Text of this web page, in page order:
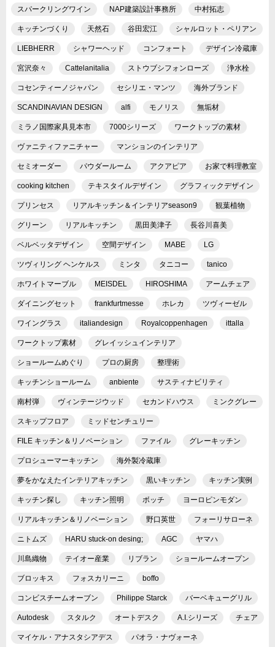
スパークリングワイン NAP建築設計事務所 中村拓志
キッチンづくり 天然石 谷田宏江 シャルロット・ペリアン
LIEBHERR シャワーヘッド コンフォート デザイン冷蔵庫
宮沢奈々 Cattelanitalia ストウブシフォンローズ 浄水栓
コセンティーノジャパン セシリエ・マンツ 海外ブランド
SCANDINAVIAN DESIGN alfi モノリス 無垢材
ミラノ国際家具見本市 7000シリーズ ワークトップの素材
ヴァニティファニチャー マンションのインテリア
セミオーダー パウダールーム アクアピア お家で料理教室
cooking kitchen テキスタイルデザイン グラフィックデザイン
プリンセス リアルキッチン＆インテリアseason9 観葉植物
グリーン リアルキッチン 黒田美津子 長谷川喜美
ベルベッタデザイン 空間デザイン MABE LG
ツヴィリング ヘンケルス ミンタ タニコー tanico
ホワイトマーブル MEISDEL HIROSHIMA アームチェア
ダイニングセット frankfurtmesse ホレカ ツヴィーゼル
ワイングラス italiandesign Royalcoppenhagen ittalla
ワークトップ素材 グレイッシュインテリア
ショールームめぐり プロの厨房 整理術
キッチンショールーム anbiente サスティナビリティ
南村弾 ヴィンテージウッド セカンドハウス ミンクグレー
スキップフロア ミッドセンチュリー
FILE キッチン＆リノベーション ファイル グレーキッチン
プロシューマーキッチン 海外製冷蔵庫
夢をかなえたインテリアキッチン 黒いキッチン キッチン実例
キッチン探し キッチン照明 ボッチ ヨーロピンモダン
リアルキッチン＆リノベーション 野口英世 フォーリサローネ
ニトムズ HARU stuck-on desing; AGC ヤマハ
川島織物 テイオー産業 リブラン ショールームオープン
ブロッキス フォスカリーニ boffo
コンビスチームオーブン Philippe Starck バーベキューグリル
Autodesk スタルク オートデスク A.I.シリーズ チェア
マイケル・アナスタシアデス パオラ・ナヴォーネ